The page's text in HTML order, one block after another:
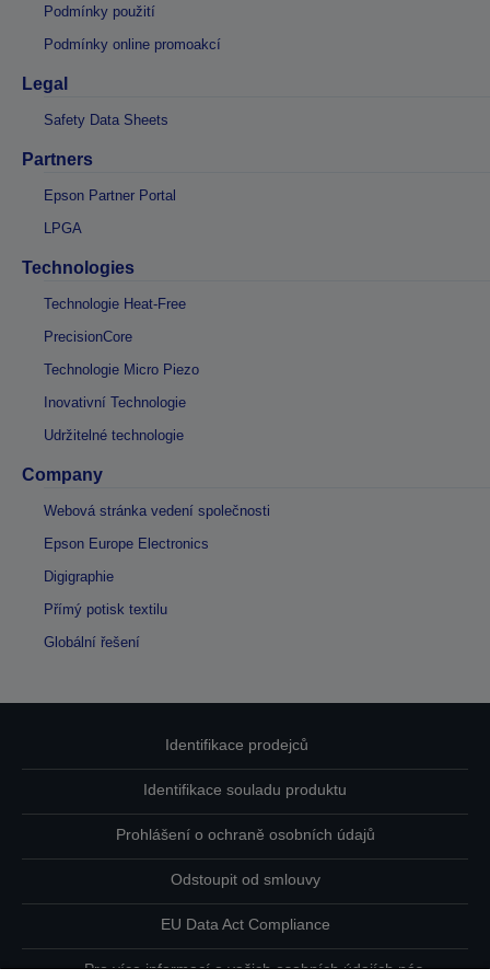
Podmínky použití
Podmínky online promoakcí
Legal
Safety Data Sheets
Partners
Epson Partner Portal
LPGA
Technologies
Technologie Heat-Free
PrecisionCore
Technologie Micro Piezo
Inovativní Technologie
Udržitelné technologie
Company
Webová stránka vedení společnosti
Epson Europe Electronics
Digigraphie
Přímý potisk textilu
Globální řešení
Identifikace prodejců
Identifikace souladu produktu
Prohlášení o ochraně osobních údajů
Odstoupit od smlouvy
EU Data Act Compliance
Pro více informací o vašich osobních údajích nás